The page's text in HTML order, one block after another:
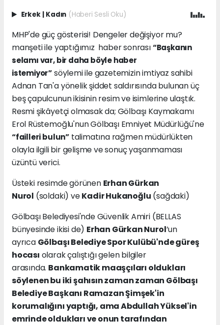
Erkek | Kadın (Haberi Sesli Oku)
MHP'de güç gösterisi! Dengeler değişiyor mu?
manşeti ile yaptığımız haber sonrası“Başkanın
selamı var, bir daha böyle haber
istemiyor”söylemi ile gazetemizin imtiyaz sahibi
Adnan Tan'a yönelik şiddet saldırısında bulunan üç
beş çapulcunun ikisinin resim ve isimlerine ulaştık.
Resmi şikâyetçi olmasak da; Gölbaşı Kaymakamı
Erol Rüstemoğlu'nun Gölbaşı Emniyet Müdürlüğü'ne
“failleri bulun”talimatına rağmen müdürlükten
olayla ilgili bir gelişme ve sonuç yaşanmaması
üzüntü verici.
Üsteki resimde görünen Erhan Gürkan
Nurol (soldaki) veKadir Hukanoğlu (sağdaki)
Gölbaşı Belediyesi'nde Güvenlik Amiri (BELLAS
bünyesinde ikisi de) Erhan Gürkan Nurol’un
ayrıca Gölbaşı Belediye Spor Kulübü'nde güreş
hocası olarak çalıştığı gelen bilgiler
arasında. Bankamatik maaşçıları oldukları
söylenen bu iki şahısın zaman zaman Gölbaşı
Belediye Başkanı Ramazan Şimşek'in
korumalığını yaptığı, ama Abdullah Yüksel'in
emrinde oldukları ve onun tarafından